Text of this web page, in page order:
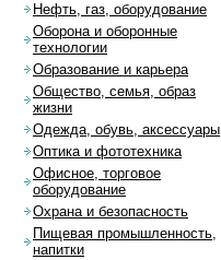
Нефть, газ, оборудование
Оборона и оборонные
технологии
Образование и карьера
Общество, семья, образ
жизни
Одежда, обувь, аксессуары
Оптика и фототехника
Офисное, торговое
оборудование
Охрана и безопасность
Пищевая промышленность,
напитки